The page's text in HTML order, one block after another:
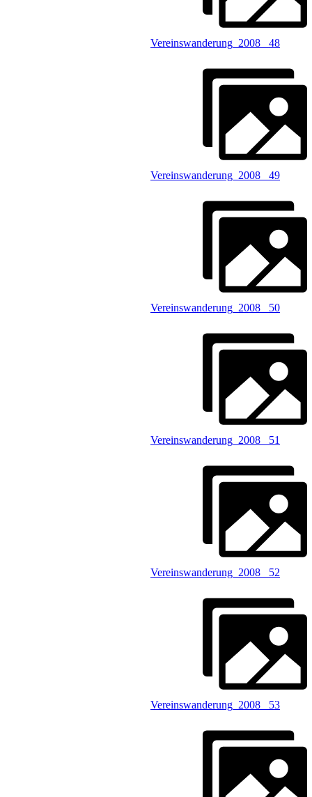
Vereinswanderung_2008 _48
Vereinswanderung_2008 _49
Vereinswanderung_2008 _50
Vereinswanderung_2008 _51
Vereinswanderung_2008 _52
Vereinswanderung_2008 _53